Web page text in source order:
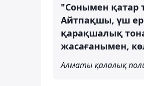
"Сонымен қатар
Айтпақшы, үш
қарақшалық
жасағанымен,
Алматы қалалық